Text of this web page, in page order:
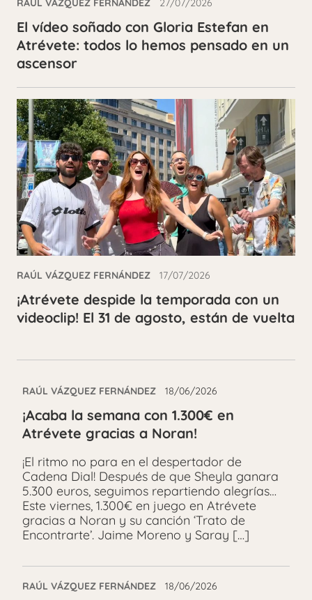
RAÚL VÁZQUEZ FERNÁNDEZ 27/07/2026
El vídeo soñado con Gloria Estefan en
Atrévete: todos lo hemos pensado en un
ascensor
RAÚL VÁZQUEZ FERNÁNDEZ 17/07/2026
¡Atrévete despide la temporada con un
videoclip! El 31 de agosto, están de vuelta
RAÚL VÁZQUEZ FERNÁNDEZ 18/06/2026
¡Acaba la semana con 1.300€ en
Atrévete gracias a Noran!
¡El ritmo no para en el despertador de
Cadena Dial! Después de que Sheyla ganara
5.300 euros, seguimos repartiendo alegrías…
Este viernes, 1.300€ en juego en Atrévete
gracias a Noran y su canción ‘Trato de
Encontrarte’. Jaime Moreno y Saray […]
RAÚL VÁZQUEZ FERNÁNDEZ 18/06/2026